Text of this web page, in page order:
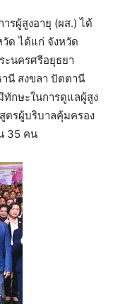
รผู้สูงอายุ (ผส.) ได้
วัด ได้แก่ จังหวัด
ะนครศรีอยุธยา
นี สงขลา ปัตตานี
ทักษะในการดูแลผู้สูง
ตรผู้บริบาลคุ้มครอง
35 คน